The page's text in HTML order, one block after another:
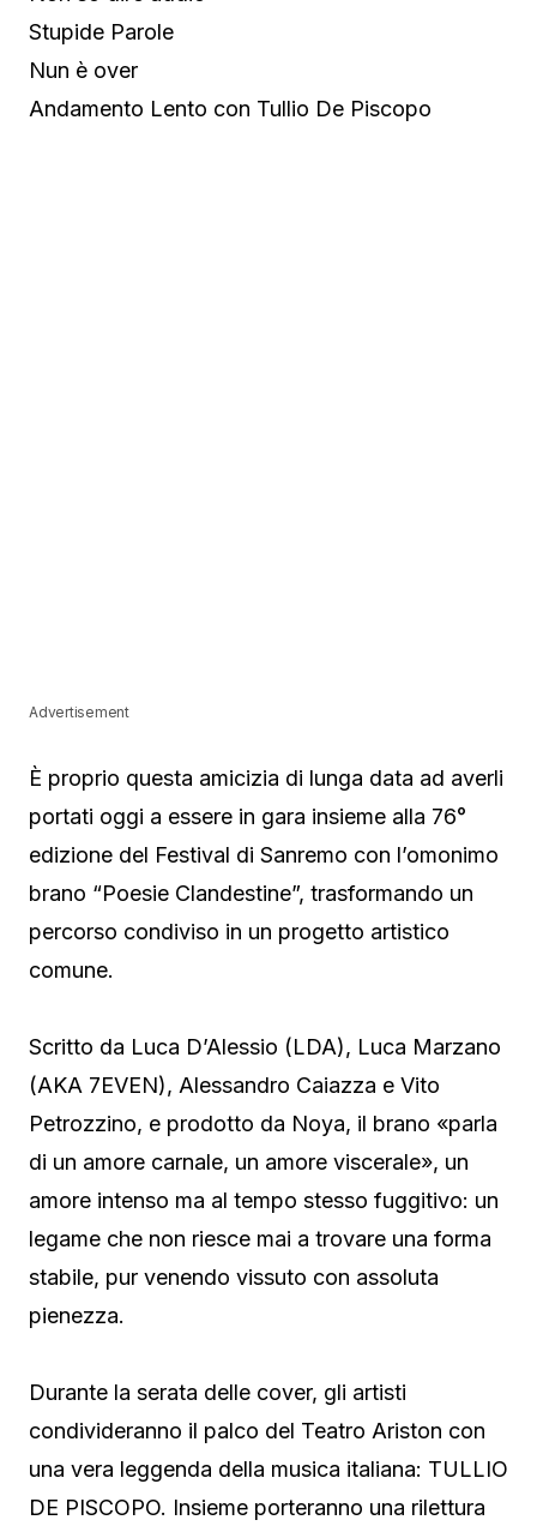
Stupide Parole
Nun è over
Andamento Lento con Tullio De Piscopo
Advertisement
È proprio questa amicizia di lunga data ad averli
portati oggi a essere in gara insieme alla 76°
edizione del Festival di Sanremo con l’omonimo
brano “Poesie Clandestine”, trasformando un
percorso condiviso in un progetto artistico
comune.
Scritto da Luca D’Alessio (LDA), Luca Marzano
(AKA 7EVEN), Alessandro Caiazza e Vito
Petrozzino, e prodotto da Noya, il brano «parla
di un amore carnale, un amore viscerale», un
amore intenso ma al tempo stesso fuggitivo: un
legame che non riesce mai a trovare una forma
stabile, pur venendo vissuto con assoluta
pienezza.
Durante la serata delle cover, gli artisti
condivideranno il palco del Teatro Ariston con
una vera leggenda della musica italiana: TULLIO
DE PISCOPO. Insieme porteranno una rilettura